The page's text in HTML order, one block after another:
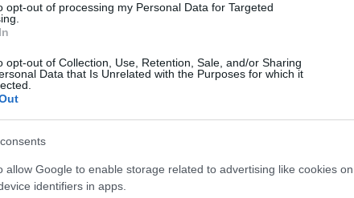
opt-out of processing my Personal Data for Targeted
opt-out of Collection, Use, Retention, Sale, and/or Sharing
Data that Is Unrelated with the Purposes for which it
allow Google to enable storage related to advertising like cookies on
identifiers in apps.
egy adott csatornáján dolgozunk a
ennek a csatornának a szürkeárnyalatos